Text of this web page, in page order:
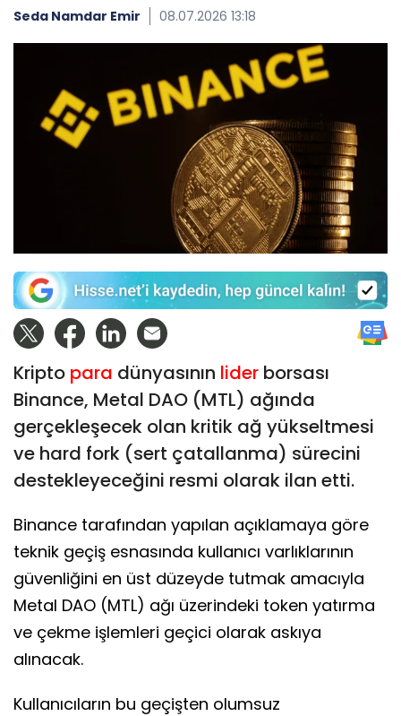
Seda Namdar Emir 08.07.2026 13:18
Kripto para dünyasının lider borsası
Binance, Metal DAO (MTL) ağında
gerçekleşecek olan kritik ağ yükseltmesi
ve hard fork (sert çatallanma) sürecini
destekleyeceğini resmi olarak ilan etti.
Binance tarafından yapılan açıklamaya göre
teknik geçiş esnasında kullanıcı varlıklarının
güvenliğini en üst düzeyde tutmak amacıyla
Metal DAO (MTL) ağı üzerindeki token yatırma
ve çekme işlemleri geçici olarak askıya
alınacak.
Kullanıcıların bu geçişten olumsuz